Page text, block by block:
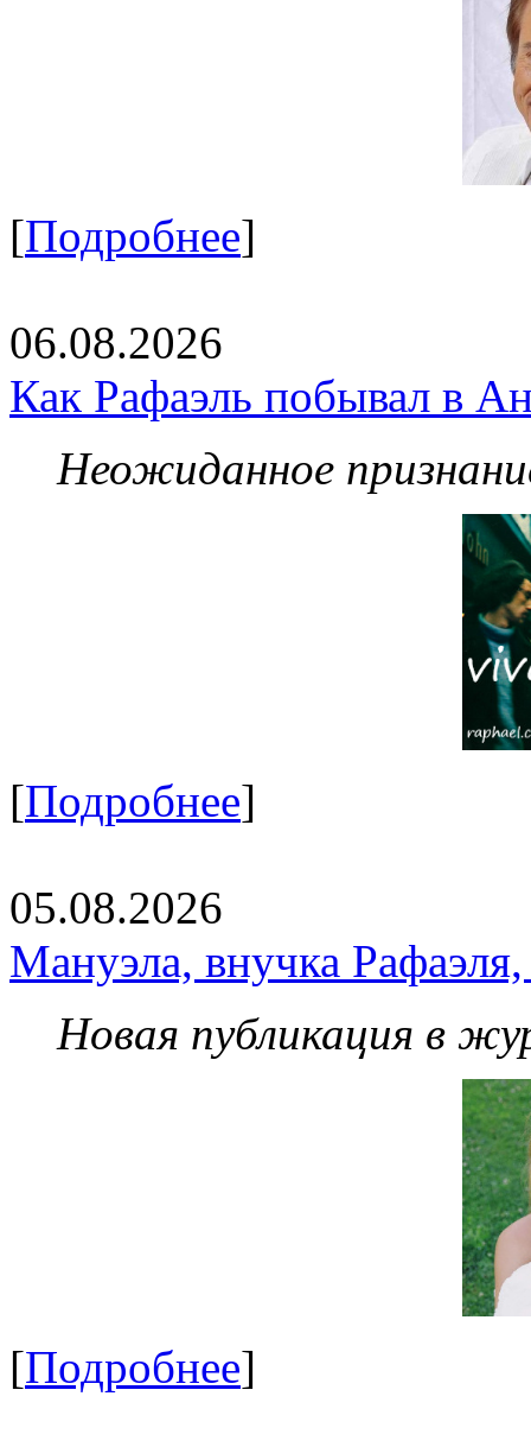
[Подробнее]
06.08.2026
Как Рафаэль побывал в
Неожиданное
[Подробнее]
05.08.2026
Мануэла, внучка
Новая публикация в
[Подробнее]